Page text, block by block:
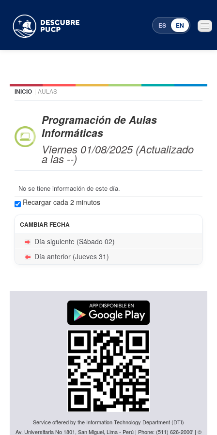
ES EN
Places
Featured events
Menu Programming
INICIO | AULAS
Programación de Aulas
Informáticas
Viernes 01/08/2025 (Actualizado
a las --)
No se tiene información de este día.
Recargar cada 2 minutos
CAMBIAR FECHA
Día siguiente (Sábado 02)
Día anterior (Jueves 31)
Service offered by the Information Technology Department (DTI)
Av. Universitaria No 1801, San Miguel, Lima - Perú | Phone: (511) 626-2000' | ©